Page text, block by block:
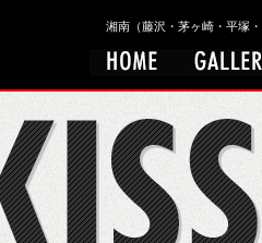
湘南（藤沢・茅ヶ崎・平塚